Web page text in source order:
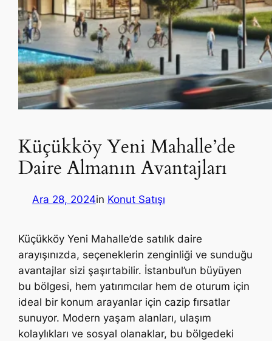
Küçükköy Yeni Mahalle’de
Daire Almanın Avantajları
Ara 28, 2024in Konut Satışı
Küçükköy Yeni Mahalle’de satılık daire
arayışınızda, seçeneklerin zenginliği ve sunduğu
avantajlar sizi şaşırtabilir. İstanbul’un büyüyen
bu bölgesi, hem yatırımcılar hem de oturum için
ideal bir konum arayanlar için cazip fırsatlar
sunuyor. Modern yaşam alanları, ulaşım
kolaylıkları ve sosyal olanaklar, bu bölgedeki